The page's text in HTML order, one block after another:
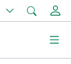
Cerca